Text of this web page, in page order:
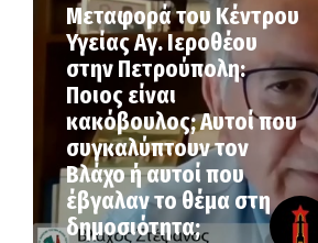
Μεταφορά του Κέντρου
Υγείας Αγ. Ιεροθέου
στην Πετρούπολη:
Ποιος είναι
κακόβουλος; Αυτοί που
συγκαλύπτουν τον
Βλάχο ή αυτοί που
έβγαλαν το θέμα στη
δημοσιότητα;